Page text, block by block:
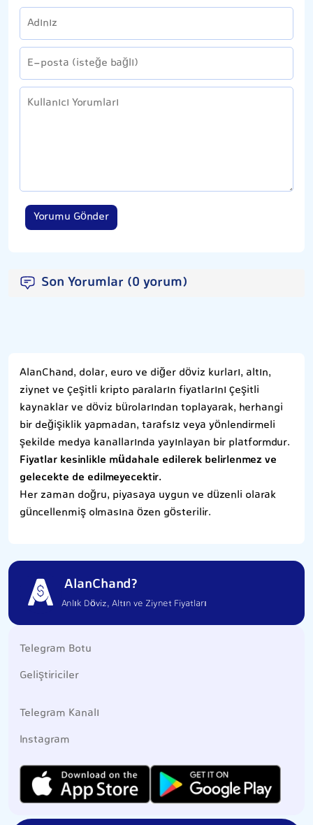
Yorumu Gönder
Son Yorumlar (0 yorum)
AlanChand, dolar, euro ve diğer döviz kurları, altın,
ziynet ve çeşitli kripto paraların fiyatlarını çeşitli
kaynaklar ve döviz bürolarından toplayarak, herhangi
bir değişiklik yapmadan, tarafsız veya yönlendirmeli
şekilde medya kanallarında yayınlayan bir platformdur.
Fiyatlar kesinlikle müdahale edilerek belirlenmez ve
gelecekte de edilmeyecektir.
Her zaman doğru, piyasaya uygun ve düzenli olarak
güncellenmiş olmasına özen gösterilir.
AlanChand?
Anlık Döviz, Altın ve Ziynet Fiyatları
Telegram Botu
Geliştiriciler
Telegram Kanalı
Instagram